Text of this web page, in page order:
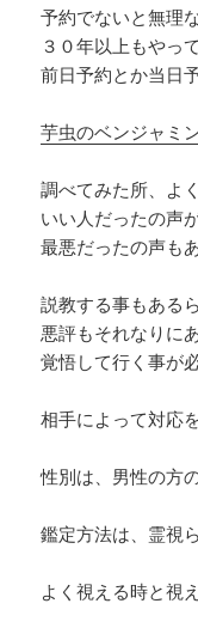
予約でないと無理
３０年以上もやっ
前日予約とか当日
芋虫のベンジャミ
調べてみた所、よ
いい人だったの声
最悪だったの声も
説教する事もある
悪評もそれなりに
覚悟して行く事が
相手によって対応
性別は、男性の方
鑑定方法は、霊視
よく視える時と視